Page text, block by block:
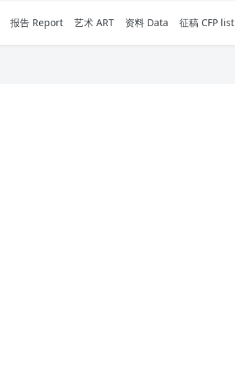
报告 Report 艺术 ART 资料 Data 征稿 CFP list